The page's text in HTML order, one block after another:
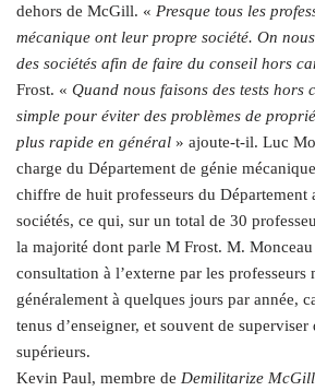
dehors de McGill. « Presque tous les
mécanique ont leur propre société. On
des sociétés afin de faire du conseil hors
Frost. « Quand nous faisons des tests hors
simple pour éviter des problèmes de
plus rapide en général » ajoute-t-il. Luc
charge du Département de génie
chiffre de huit professeurs du Département
sociétés, ce qui, sur un total de 30
la majorité dont parle M Frost. M.
consultation à l’externe par les
généralement à quelques jours par année,
tenus d’enseigner, et souvent de
supérieurs.
Kevin Paul, membre de Demilitarize McGill